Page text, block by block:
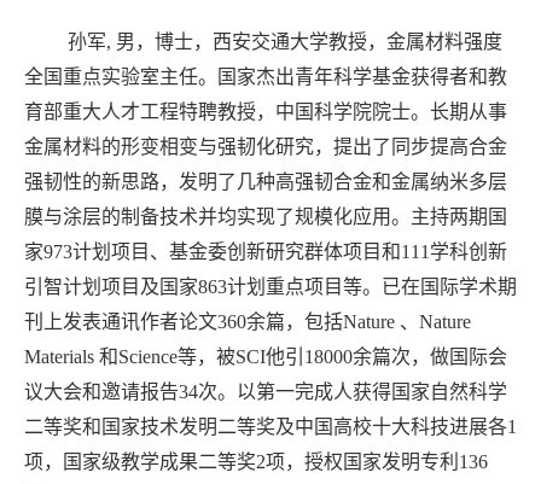
孙军, 男，博士，西安交通大学教授，金属材料强度
全国重点实验室主任。国家杰出青年科学基金获得者和教
育部重大人才工程特聘教授，中国科学院院士。长期从事
金属材料的形变相变与强韧化研究，提出了同步提高合金
强韧性的新思路，发明了几种高强韧合金和金属纳米多层
膜与涂层的制备技术并均实现了规模化应用。主持两期国
家973计划项目、基金委创新研究群体项目和111学科创新
引智计划项目及国家863计划重点项目等。已在国际学术期
刊上发表通讯作者论文360余篇，包括Nature 、Nature
Materials 和Science等，被SCI他引18000余篇次，做国际会
议大会和邀请报告34次。以第一完成人获得国家自然科学
二等奖和国家技术发明二等奖及中国高校十大科技进展各1
项，国家级教学成果二等奖2项，授权国家发明专利136